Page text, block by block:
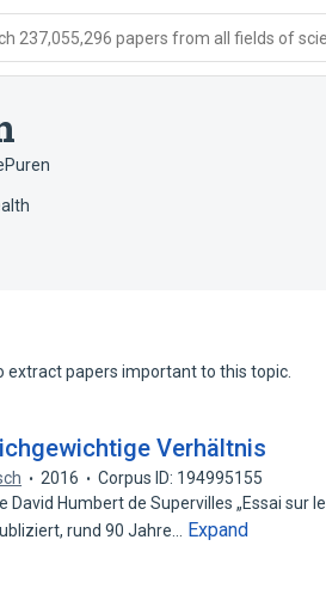
237,055,296 papers from all fields of
extract papers important to this topic.
Verhältnis
2016
Corpus ID: 194995155
David Humbert de Supervilles „Essai sur
rund 90 Jahre…
Expand